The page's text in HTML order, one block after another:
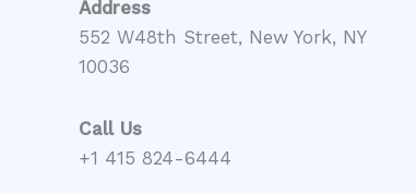
Address
552 W48th Street, New York, NY
10036
Call Us
+1 415 824-6444